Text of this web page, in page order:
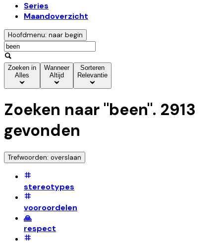
Series
Maandoverzicht
Hoofdmenu: naar begin
Zoeken in
Alles
Wanneer
Altijd
Sorteren
Relevantie
Zoeken naar "been". 2913
gevonden
Trefwoorden: overslaan
stereotypes
vooroordelen
🙏
respect